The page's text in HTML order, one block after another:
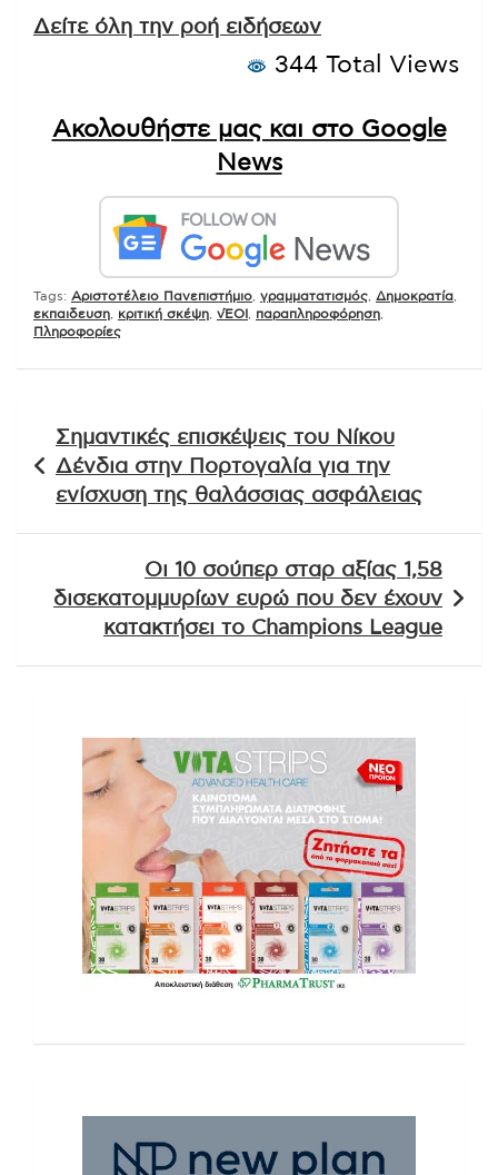
Δείτε όλη την ροή ειδήσεων
344 Total Views
Ακολουθήστε μας και στο Google
News
Tags: Αριστοτέλειο Πανεπιστήμιο γραμματατισμός Δημοκρατία
εκπαιδευση
κριτική σκέψη νΈΟΙ παραπληροφόρηση
Πληροφορίες
άρθρων
Σημαντικές επισκέψεις του Νίκου
Δένδια στην Πορτογαλία για την
ενίσχυση της θαλάσσιας ασφάλειας
Οι 10 σούπερ σταρ αξίας 1,58
δισεκατομμυρίων ευρώ που δεν έχουν
κατακτήσει το Champions League